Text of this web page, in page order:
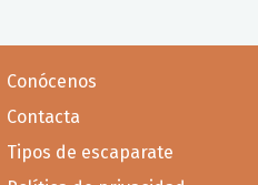
Conócenos
Contacta
Tipos de escaparate